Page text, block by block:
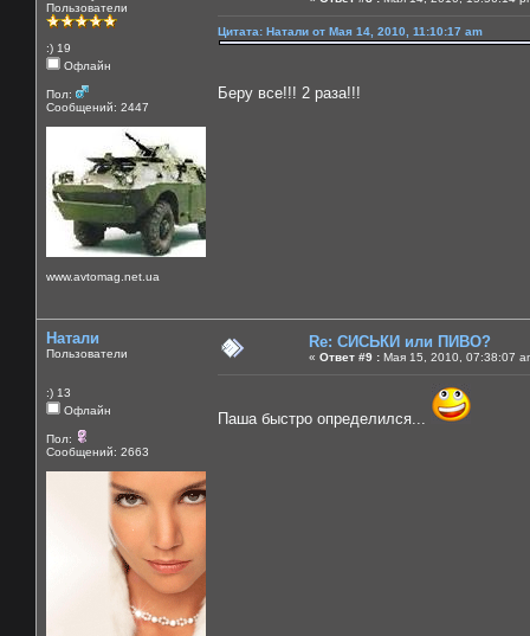
Пользователи
:) 19
Офлайн
Пол:
Сообщений: 2447
www.avtomag.net.ua
Цитата: Натали от Мая 14, 2010, 11:10:17 am
Беру все!!! 2 раза!!!
Натали
Пользователи
:) 13
Офлайн
Пол:
Сообщений: 2663
Re: СИСЬКИ или ПИВО?
« Ответ #9 : Мая 15, 2010, 07:38:07
Паша быстро определился...